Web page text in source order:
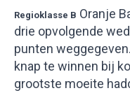
Regioklasse B Oranje
drie opvolgende
punten
knap te winnen bij
grootste moeite